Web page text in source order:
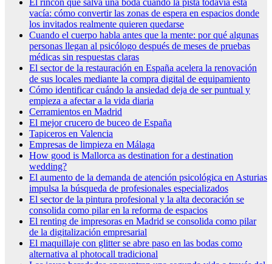
El rincón que salva una boda cuando la pista todavía está
vacía: cómo convertir las zonas de espera en espacios donde
los invitados realmente quieren quedarse
Cuando el cuerpo habla antes que la mente: por qué algunas
personas llegan al psicólogo después de meses de pruebas
médicas sin respuestas claras
El sector de la restauración en España acelera la renovación
de sus locales mediante la compra digital de equipamiento
Cómo identificar cuándo la ansiedad deja de ser puntual y
empieza a afectar a la vida diaria
Cerramientos en Madrid
El mejor crucero de buceo de España
Tapiceros en Valencia
Empresas de limpieza en Málaga
How good is Mallorca as destination for a destination
wedding?
El aumento de la demanda de atención psicológica en Asturias
impulsa la búsqueda de profesionales especializados
El sector de la pintura profesional y la alta decoración se
consolida como pilar en la reforma de espacios
El renting de impresoras en Madrid se consolida como pilar
de la digitalización empresarial
El maquillaje con glitter se abre paso en las bodas como
alternativa al photocall tradicional